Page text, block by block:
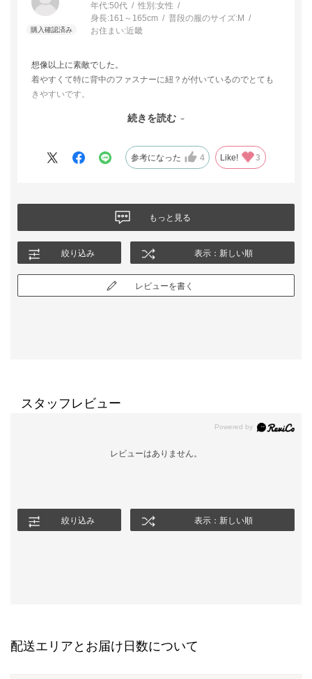
年代:50代 性別:女性
身長:161～165cm 普段の服のサイズ:M
お住まい:近畿
想像以上に素敵でした。
着やすくて特に背中のファスナーに紐？が付いているのでとても
きやすいです。
目で見るとこちらで良かったです。すぐ売り切れるみたいですが
続きを読む
参考になった 4 Like! 3
もっと見る
絞り込み 表示：新しい順
レビューを書く
スタッフレビュー
レビューはありません。
絞り込み 表示：新しい順
配送エリアとお届け日数について